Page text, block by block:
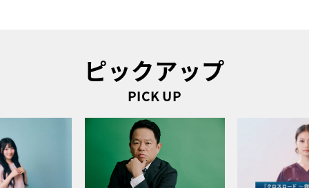
ピックアップ
PICK UP